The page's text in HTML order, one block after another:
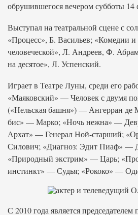
обрушившегося вечером субботы 14
Выступал на театральной сцене с
«Процесс», Б. Васильев; «Комедии
человеческой», Л. Андреев, Ф.
на десятое», Л. Успенский.
Играет в Театре Луны, среди его
«Маяковский» — Человек с двумя
(«Нельская башня») — Ангерран де
бис» — Марко; «Ночь нежна» —
Архат» — Генерал Ной-старший;
Силович; «Диагноз: Эдит Пиаф» —
«Природный экстрим» — Царь;
инстинкт» — Судья; «Рококо» —
С 2010 года является председателем